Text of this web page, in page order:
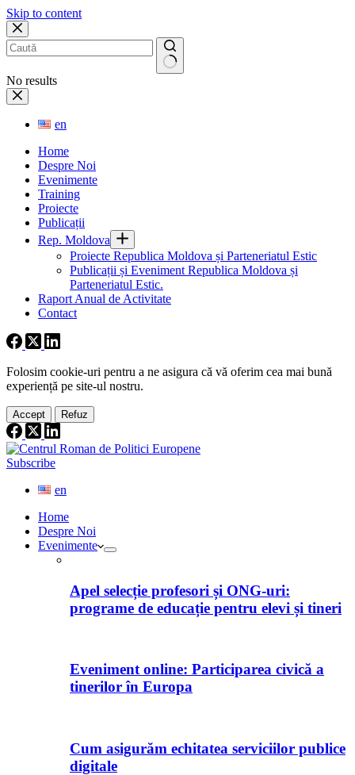
Skip to content
No results
en
Home
Despre Noi
Evenimente
Training
Proiecte
Publicații
Rep. Moldova
Proiecte Republica Moldova și Parteneriatul Estic
Publicații și Eveniment Republica Moldova și
Parteneriatul Estic.
Raport Anual de Activitate
Contact
Folosim cookie-uri pentru a ne asigura că vă oferim cea mai bună
experiență pe site-ul nostru.
Accept Refuz
Subscribe
en
Home
Despre Noi
Evenimente
Apel selecție profesori și ONG-uri:
programe de educație pentru elevi și tineri
Eveniment online: Participarea civică a
tinerilor în Europa
Cum asigurăm echitatea serviciilor publice
digitale